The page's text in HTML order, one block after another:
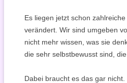
Es liegen jetzt schon
verändert. Wir sind umgeben
nicht mehr wissen, was sie
die sehr selbstbewusst sind,
Dabei braucht es das gar